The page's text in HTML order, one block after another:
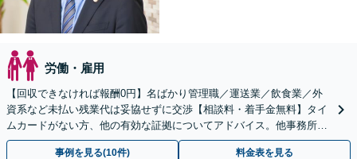
労働・雇用
【回収できなければ報酬0円】名ばかり管理職／運送業／飲食業／外
資系など未払い残業代は妥協せずに交渉【相談料・着手金無料】タイ
ムカードがない方、他の有効な証拠についてアドバイス。他事務所で
断られた方もご相談ください。あなたの権利を守ります！
事例を見る(10件) 料金表を見る